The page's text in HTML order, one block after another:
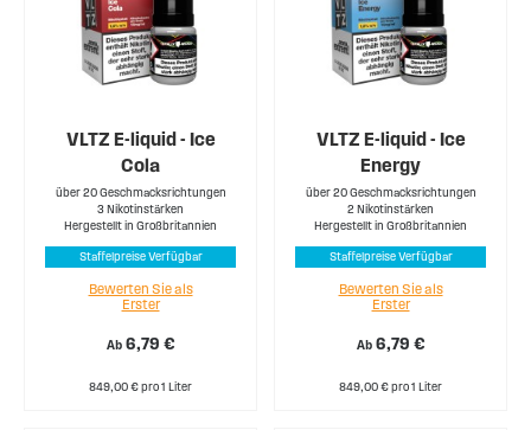
VLTZ E-liquid - Ice
Cola
über 20 Geschmacksrichtungen
3 Nikotinstärken
Hergestellt in Großbritannien
Staffelpreise Verfügbar
Ab 6,79 €
Bewerten Sie als
Erster
849,00 € pro 1 Liter
VLTZ E-liquid - Ice
Energy
über 20 Geschmacksrichtungen
2 Nikotinstärken
Hergestellt in Großbritannien
Staffelpreise Verfügbar
Ab 6,79 €
Bewerten Sie als
Erster
849,00 € pro 1 Liter